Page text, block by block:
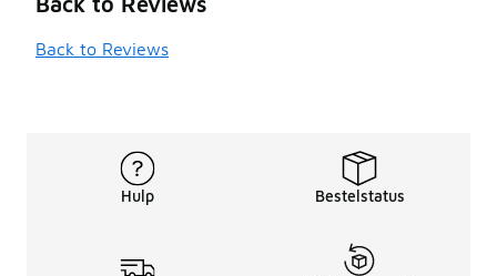
Back to Reviews
Hulp Bestelstatus